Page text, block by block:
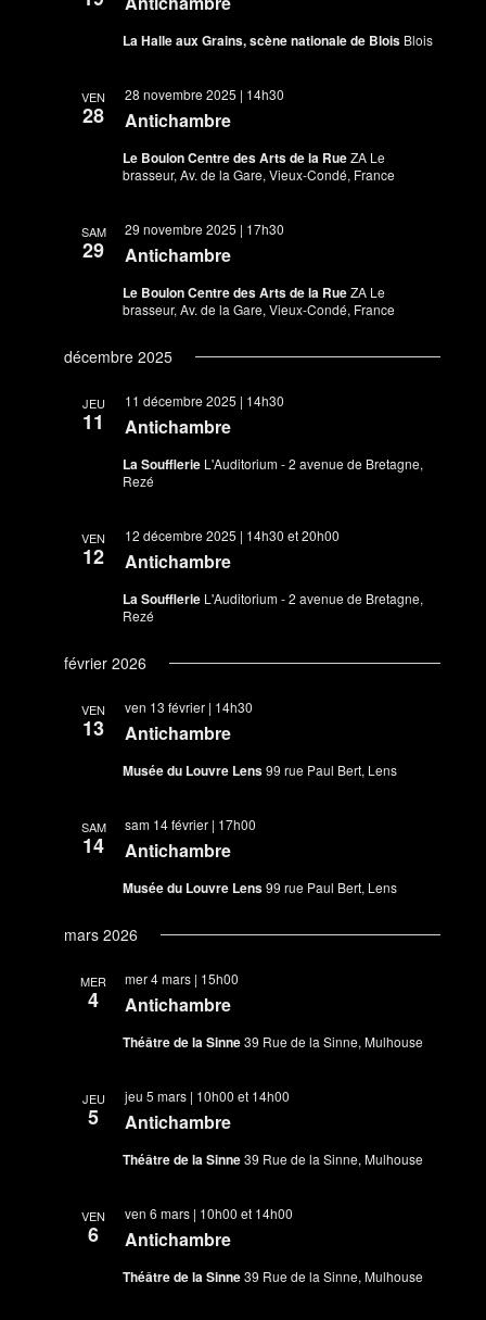
La Halle aux Grains, scène nationale de Blois Blois
VEN
28 Antichambre
28 novembre 2025 | 14h30
Le Boulon Centre des Arts de la RueZA Le
brasseur, Av. de la Gare, Vieux-Condé, France
SAM
29 Antichambre
29 novembre 2025 | 17h30
Le Boulon Centre des Arts de la RueZA Le
brasseur, Av. de la Gare, Vieux-Condé, France
décembre 2025
JEU
11 Antichambre
11 décembre 2025 | 14h30
La Soufflerie L'Auditorium - 2 avenue de Bretagne,
Rezé
VEN
12 Antichambre
12 décembre 2025 | 14h30 et20h00
La Soufflerie L'Auditorium - 2 avenue de Bretagne,
Rezé
février 2026
VEN
13 Antichambre
ven 13 février | 14h30
Musée du Louvre Lens99 rue Paul Bert, Lens
SAM
14 Antichambre
sam 14 février | 17h00
Musée du Louvre Lens99 rue Paul Bert, Lens
mars 2026
MER
4 Antichambre
mer 4 mars | 15h00
Théâtre de la Sinne39 Rue de la Sinne, Mulhouse
JEU
5 Antichambre
jeu 5 mars | 10h00 et 14h00
Théâtre de la Sinne39 Rue de la Sinne, Mulhouse
VEN
6 Antichambre
ven 6 mars | 10h00 et 14h00
Théâtre de la Sinne39 Rue de la Sinne, Mulhouse